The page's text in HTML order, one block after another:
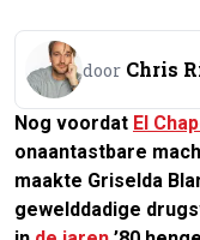
door Chris
Nog voordat El
onaantastbare
maakte Griselda
gewelddadige